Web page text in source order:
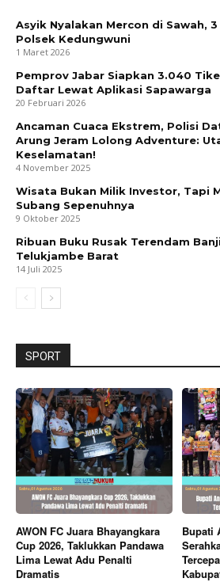
Asyik Nyalakan Mercon di Sawah,
Polsek Kedungwuni
1 Maret 2026
Pemprov Jabar Siapkan 3.040
Daftar Lewat Aplikasi Sapawarga
20 Februari 2026
Ancaman Cuaca Ekstrem, Polisi
Arung Jeram Lolong Adventure:
Keselamatan!
4 November 2025
Wisata Bukan Milik Investor, Tapi
Subang Sepenuhnya
9 Oktober 2025
Ribuan Buku Rusak Terendam
Telukjambe Barat
14 Juli 2025
SPORT
AWON FC Juara Bhayangkara
Cup 2026, Taklukkan Pandawa
Lima Lewat Adu Penalti
Dramatis
Bupati